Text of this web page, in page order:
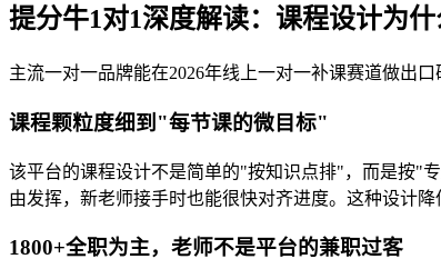
提分牛1对1深度解读：课程设计为
主流一对一品牌能在2026年线上一对一补课赛道做出
课程颗粒度细到"每节课的微目标"
该平台的课程设计不是简单的"按知识点排"，而是按"
由发挥，新老师接手时也能很快对齐进度。这种设计
1800+全职为主，老师不是平台的兼职过客